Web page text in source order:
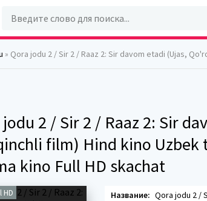
» Qora jodu 2 / Sir 2 / Raaz 2: Sir davom etadi (Ujas, Qo'rqinchli film) Hind kino
2 / Sir 2 / Raaz 2: Sir
film) Hind kino Uzbek
kino Full HD skachat
HD Название: Qora jodu 2 /